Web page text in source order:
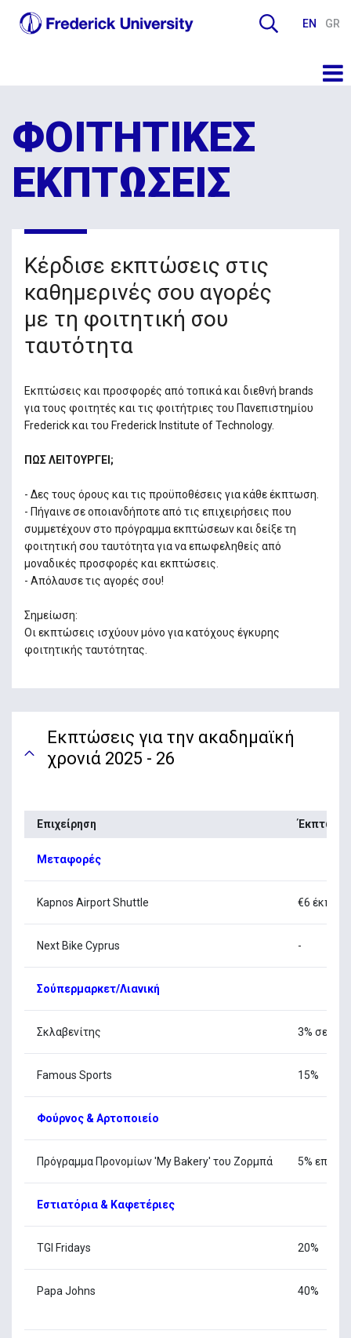
EN GR
ΦΟΙΤΗΤΙΚΕΣ
ΕΚΠΤΩΣΕΙΣ
Κέρδισε εκπτώσεις στις
καθημερινές σου αγορές
με τη φοιτητική σου
ταυτότητα
Εκπτώσεις και προσφορές από τοπικά και διεθνή brands
για τους φοιτητές και τις φοιτήτριες του Πανεπιστημίου
Frederick και του Frederick Institute of Technology.
ΠΩΣ ΛΕΙΤΟΥΡΓΕΙ;
- Δες τους όρους και τις προϋποθέσεις για κάθε έκπτωση.
- Πήγαινε σε οποιανδήποτε από τις επιχειρήσεις που
συμμετέχουν στο πρόγραμμα εκπτώσεων και δείξε τη
φοιτητική σου ταυτότητα για να επωφεληθείς από
μοναδικές προσφορές και εκπτώσεις.
- Απόλαυσε τις αγορές σου!
Σημείωση:
Οι εκπτώσεις ισχύουν μόνο για κατόχους έγκυρης
φοιτητικής ταυτότητας.
Εκπτώσεις για την ακαδημαϊκή
χρονιά 2025 - 26
Επιχείρηση Έκπτωση
Μεταφορές
Kapnos Airport Shuttle €6
Next Bike Cyprus -
Σούπερμαρκετ/Λιανική
Σκλαβενίτης 3% σε
Famous Sports 15%
Φούρνος & Αρτοποιείο
Πρόγραμμα Προνομίων 'My Bakery' του Ζορμπά 5%
Εστιατόρια & Καφετέριες
TGI Fridays 20%
Papa Johns 40%